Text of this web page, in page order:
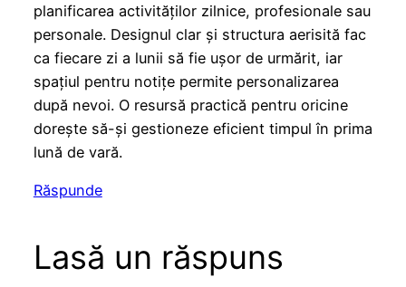
planificarea activităților zilnice, profesionale sau
personale. Designul clar și structura aerisită fac
ca fiecare zi a lunii să fie ușor de urmărit, iar
spațiul pentru notițe permite personalizarea
după nevoi. O resursă practică pentru oricine
dorește să-și gestioneze eficient timpul în prima
lună de vară.
Răspunde
Lasă un răspuns